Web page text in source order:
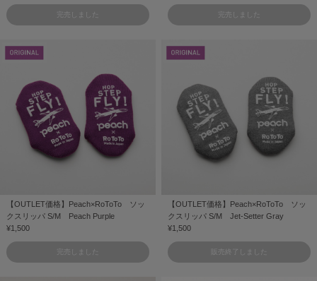
完売しました 完売しました
【OUTLET価格】Peach×RoToTo ソッ
クスリッパ S/M Peach Purple
¥1,500
完売しました
【OUTLET価格】Peach×RoToTo ソッ
クスリッパ S/M Jet-Setter Gray
¥1,500
販売終了しました